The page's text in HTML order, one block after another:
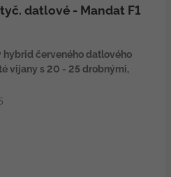
datlové - Mandat F1
hybrid červeného datlového
vijany s 20 - 25 drobnými,